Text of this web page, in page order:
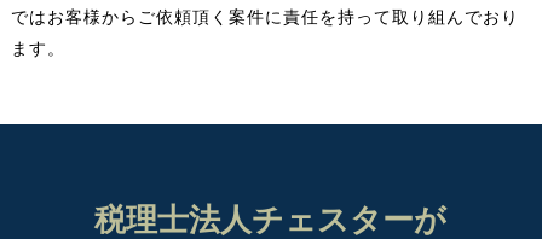
ではお客様からご依頼頂く案件に責任を持って取り組んでおり
ます。
税理士法人チェスターが